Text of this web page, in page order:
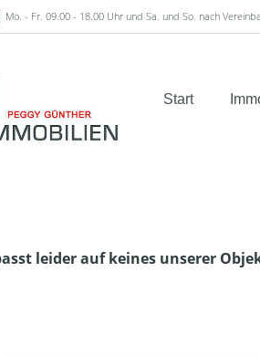
Mo. - Fr. 09.00 - 18.00 Uhr und Sa. und So. nach
Start
leider auf keines unserer